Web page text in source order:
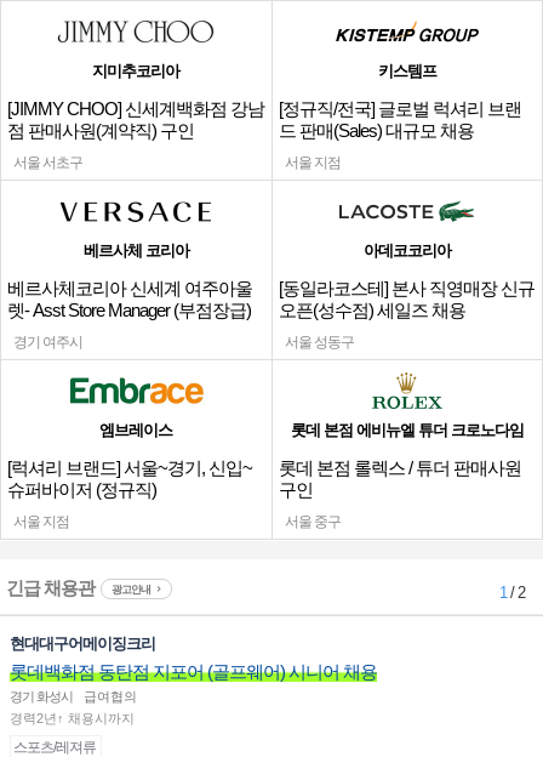
지미추코리아
[JIMMY CHOO] 신세계백화점 강남
점 판매사원(계약직) 구인
서울 서초구
키스템프
[정규직/전국] 글로벌 럭셔리 브랜
드 판매(Sales) 대규모 채용
서울 지점
베르사체 코리아
베르사체코리아 신세계 여주아울
렛- Asst Store Manager (부점장급)
채용
경기 여주시
아데코코리아
[동일라코스테] 본사 직영매장 신규
오픈(성수점) 세일즈 채용
서울 성동구
엠브레이스
[럭셔리 브랜드] 서울~경기, 신입~
슈퍼바이저 (정규직)
서울 지점
롯데 본점 에비뉴엘 튜더 크로노다임
롯데 본점 롤렉스 / 튜더 판매사원
구인
서울 중구
긴급 채용관 광고안내 1/ 2
현대대구어메이징크리
롯데백화점 동탄점 지포어 (골프웨어) 시니어 채용
경기 화성시
급여협의
경력2년↑ 채용시까지
스포츠/레져류